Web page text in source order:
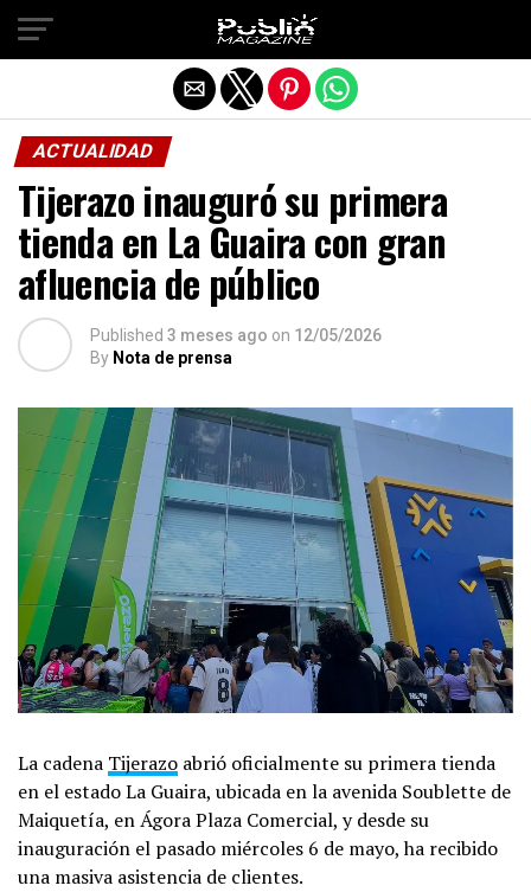
ACTUALIDAD
Tijerazo inauguró su primera
tienda en La Guaira con gran
afluencia de público
Published 3 meses ago on 12/05/2026
By Nota de prensa
La cadena Tijerazo abrió oficialmente su primera tienda
en el estado La Guaira, ubicada en la avenida Soublette de
Maiquetía, en Ágora Plaza Comercial, y desde su
inauguración el pasado miércoles 6 de mayo, ha recibido
una masiva asistencia de clientes.
Salir de la versión móvil